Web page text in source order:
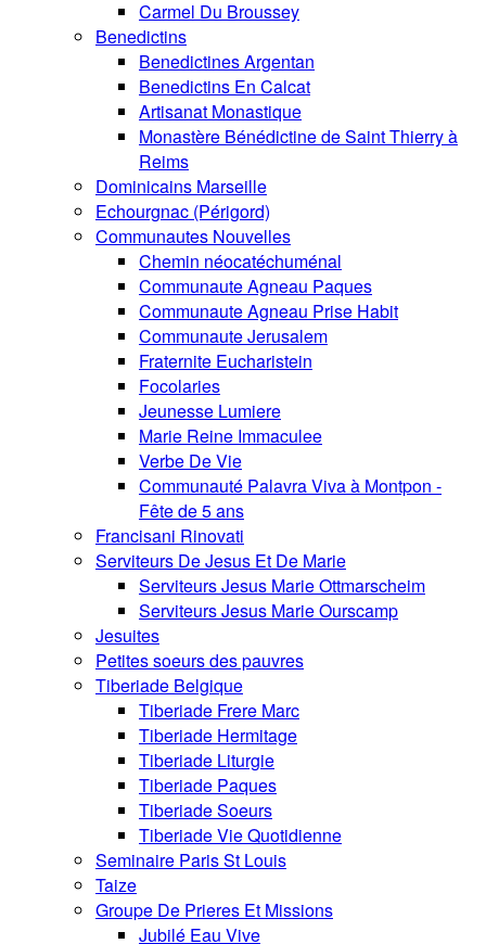
Carmel Du Broussey
Benedictins
Benedictines Argentan
Benedictins En Calcat
Artisanat Monastique
Monastère Bénédictine de Saint Thierry à
Reims
Dominicains Marseille
Echourgnac (Périgord)
Communautes Nouvelles
Chemin néocatéchuménal
Communaute Agneau Paques
Communaute Agneau Prise Habit
Communaute Jerusalem
Fraternite Eucharistein
Focolaries
Jeunesse Lumiere
Marie Reine Immaculee
Verbe De Vie
Communauté Palavra Viva à Montpon -
Fête de 5 ans
Francisani Rinovati
Serviteurs De Jesus Et De Marie
Serviteurs Jesus Marie Ottmarscheim
Serviteurs Jesus Marie Ourscamp
Jesuites
Petites soeurs des pauvres
Tiberiade Belgique
Tiberiade Frere Marc
Tiberiade Hermitage
Tiberiade Liturgie
Tiberiade Paques
Tiberiade Soeurs
Tiberiade Vie Quotidienne
Seminaire Paris St Louis
Taize
Groupe De Prieres Et Missions
Jubilé Eau Vive